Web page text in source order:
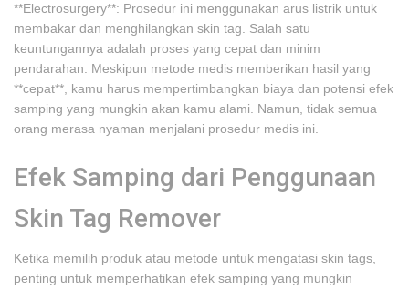
**Electrosurgery**: Prosedur ini menggunakan arus listrik untuk
membakar dan menghilangkan skin tag. Salah satu
keuntungannya adalah proses yang cepat dan minim
pendarahan. Meskipun metode medis memberikan hasil yang
**cepat**, kamu harus mempertimbangkan biaya dan potensi efek
samping yang mungkin akan kamu alami. Namun, tidak semua
orang merasa nyaman menjalani prosedur medis ini.
Efek Samping dari Penggunaan
Skin Tag Remover
Ketika memilih produk atau metode untuk mengatasi skin tags,
penting untuk memperhatikan efek samping yang mungkin